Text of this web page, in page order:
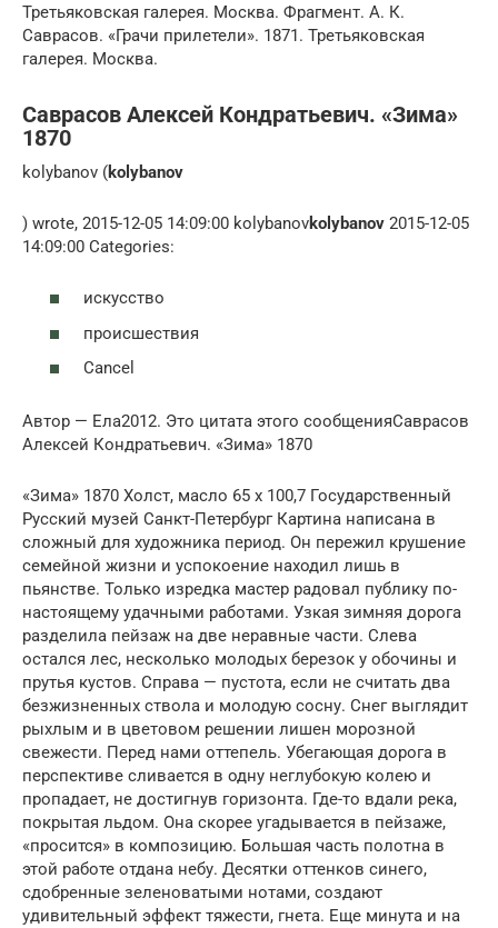
Третьяковская галерея. Москва. Фрагмент. А. К.
Саврасов. «Грачи прилетели». 1871. Третьяковская
галерея. Москва.
Саврасов Алексей Кондратьевич. «Зима»
1870
kolybanov (kolybanov
) wrote, 2015-12-05 14:09:00 kolybanovkolybanov 2015-12-05
14:09:00 Categories:
искусство
происшествия
Cancel
Автор — Ела2012. Это цитата этого сообщенияСаврасов
Алексей Кондратьевич. «Зима» 1870
«Зима» 1870 Холст, масло 65 x 100,7 Государственный
Русский музей Санкт-Петербург Картина написана в
сложный для художника период. Он пережил крушение
семейной жизни и успокоение находил лишь в
пьянстве. Только изредка мастер радовал публику по-
настоящему удачными работами. Узкая зимняя дорога
разделила пейзаж на две неравные части. Слева
остался лес, несколько молодых березок у обочины и
прутья кустов. Справа — пустота, если не считать два
безжизненных ствола и молодую сосну. Снег выглядит
рыхлым и в цветовом решении лишен морозной
свежести. Перед нами оттепель. Убегающая дорога в
перспективе сливается в одну неглубокую колею и
пропадает, не достигнув горизонта. Где-то вдали река,
покрытая льдом. Она скорее угадывается в пейзаже,
«просится» в композицию. Большая часть полотна в
этой работе отдана небу. Десятки оттенков синего,
сдобренные зеленоватыми нотами, создают
удивительный эффект тяжести, гнета. Еще минута и на